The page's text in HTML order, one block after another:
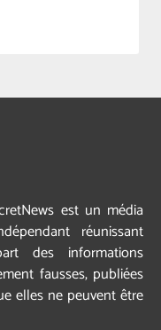
est un média
réunissant
des informations
fausses, publiées
elles ne peuvent être